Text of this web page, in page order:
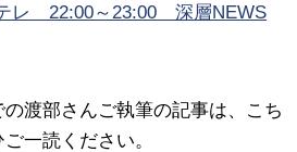
レ 22:00～23:00 深層NEWS
渡部さんご執筆の記事は、こち
一読ください。